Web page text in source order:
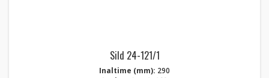
Sild 24-121/1
Inaltime (mm): 290